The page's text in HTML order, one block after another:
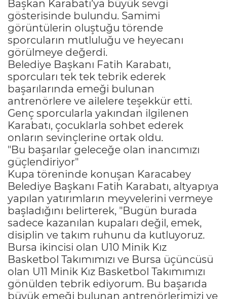
Başkan Karabatı’ya büyük sevgi
gösterisinde bulundu. Samimi
görüntülerin oluştuğu törende
sporcuların mutluluğu ve heyecanı
görülmeye değerdi.
Belediye Başkanı Fatih Karabatı,
sporcuları tek tek tebrik ederek
başarılarında emeği bulunan
antrenörlere ve ailelere teşekkür etti.
Genç sporcularla yakından ilgilenen
Karabatı, çocuklarla sohbet ederek
onların sevinçlerine ortak oldu.
"Bu başarılar geleceğe olan inancımızı
güçlendiriyor"
Kupa töreninde konuşan Karacabey
Belediye Başkanı Fatih Karabatı, altyapıya
yapılan yatırımların meyvelerini vermeye
başladığını belirterek, "Bugün burada
sadece kazanılan kupaları değil, emek,
disiplin ve takım ruhunu da kutluyoruz.
Bursa ikincisi olan U10 Minik Kız
Basketbol Takımımızı ve Bursa üçüncüsü
olan U11 Minik Kız Basketbol Takımımızı
gönülden tebrik ediyorum. Bu başarıda
büyük emeği bulunan antrenörlerimizi ve